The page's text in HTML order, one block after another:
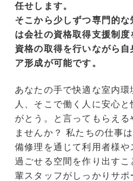
任せします。
そこから少しずつ専門的
は会社の資格取得支援制度
資格の取得を行いながら
ア形成が可能です。
あなたの手で快適な室内
人、そこで働く人に安心
がとう。と言ってもらえ
ませんか？ 私たちの仕事
備修理を通じて利用者様や
過ごせる空間を作り出す
輩スタッフがしっかりサ